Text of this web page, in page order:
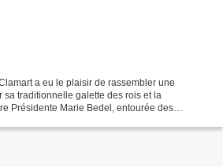
a eu le plaisir de rassembler une
sa traditionnelle galette des rois et la
Présidente Marie Bedel, entourée des